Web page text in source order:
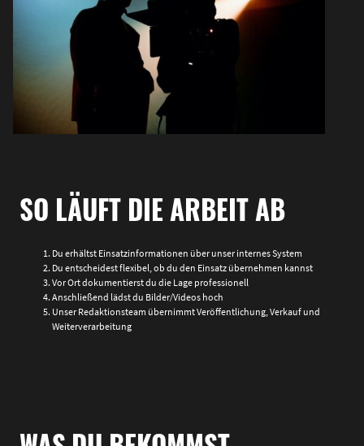
SO LÄUFT DIE ARBEIT AB
Du erhältst Einsatzinformationen über unser internes System
Du entscheidest flexibel, ob du den Einsatz übernehmen kannst
Vor Ort dokumentierst du die Lage professionell
Anschließend lädst du Bilder/Videos hoch
Unser Redaktionsteam übernimmt Veröffentlichung, Verkauf und
Weiterverarbeitung